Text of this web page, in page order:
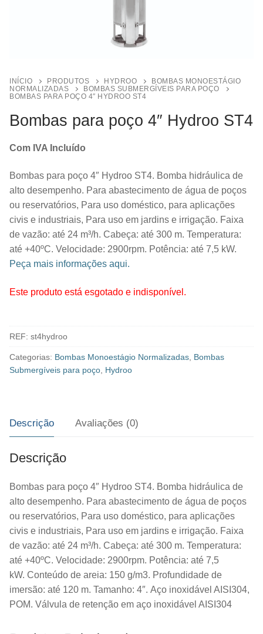
INÍCIO PRODUTOS HYDROO
BOMBAS MONOESTÁGIO
NORMALIZADAS
BOMBAS SUBMERGÍVEIS PARA POÇO
BOMBAS PARA POÇO 4″ HYDROO ST4
Bombas para poço 4″ Hydroo ST4
Com IVA Incluído
Bombas para poço 4″ Hydroo ST4. Bomba hidráulica de
alto desempenho. Para abastecimento de água de poços
ou reservatórios, Para uso doméstico, para aplicações
civis e industriais, Para uso em jardins e irrigação. Faixa
de vazão: até 24 m³/h. Cabeça: até 300 m. Temperatura:
até +40ºC. Velocidade: 2900rpm. Potência: até 7,5 kW.
Peça mais informações aqui.
Este produto está esgotado e indisponível.
REF: st4hydroo
Categorias: Bombas Monoestágio Normalizadas, Bombas
Submergíveis para poço, Hydroo
Descrição Avaliações (0)
Descrição
Bombas para poço 4″ Hydroo ST4. Bomba hidráulica de
alto desempenho. Para abastecimento de água de poços
ou reservatórios, Para uso doméstico, para aplicações
civis e industriais, Para uso em jardins e irrigação. Faixa
de vazão: até 24 m³/h. Cabeça: até 300 m. Temperatura:
até +40ºC. Velocidade: 2900rpm. Potência: até 7,5
kW. Conteúdo de areia: 150 g/m3. Profundidade de
imersão: até 120 m. Tamanho: 4″. Aço inoxidável AISI304,
POM. Válvula de retenção em aço inoxidável AISI304